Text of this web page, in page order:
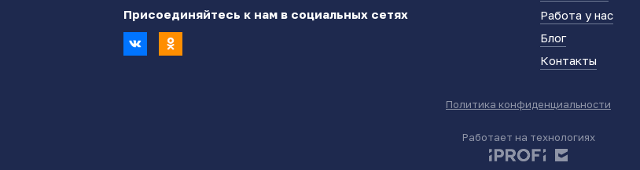
Присоединяйтесь к нам в социальных сетях
Работа у нас
Блог
Контакты
Политика конфиденциальности
Работает на технологиях